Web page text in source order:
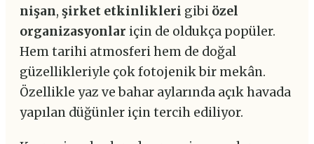
nişan, şirket etkinlikleri gibi özel
organizasyonlar için de oldukça popüler.
Hem tarihi atmosferi hem de doğal
güzellikleriyle çok fotojenik bir mekân.
Özellikle yaz ve bahar aylarında açık havada
yapılan düğünler için tercih ediliyor.